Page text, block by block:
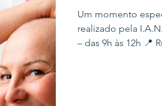
Um momento
realizado pela I.A.N.S.A. em parceria com o Studio K .
– das 9h às 12h 📍